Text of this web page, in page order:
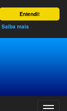
Entendi!
Saiba mais